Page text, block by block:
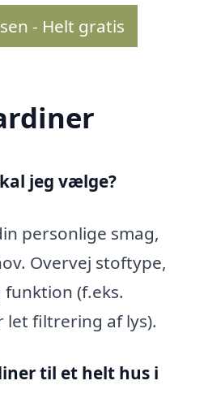
- Helt gratis
jeg vælge?
personlige smag,
Overvej stoftype,
(f.eks.
filtrering af lys).
til et helt hus i